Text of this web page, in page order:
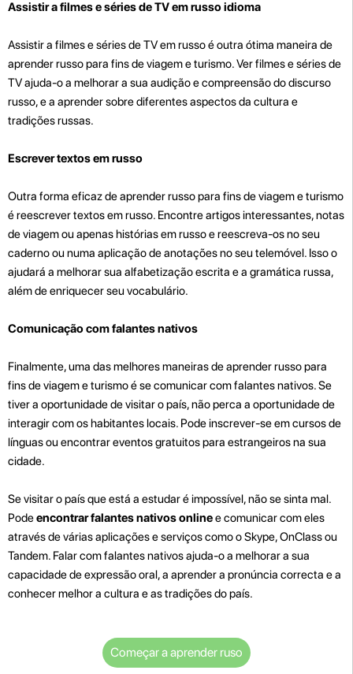
Assistir a filmes e séries de TV em russo idioma
Assistir a filmes e séries de TV em russo é outra ótima maneira de
aprender russo para fins de viagem e turismo. Ver filmes e séries de
TV ajuda-o a melhorar a sua audição e compreensão do discurso
russo, e a aprender sobre diferentes aspectos da cultura e
tradições russas.
Escrever textos em russo
Outra forma eficaz de aprender russo para fins de viagem e turismo
é reescrever textos em russo. Encontre artigos interessantes, notas
de viagem ou apenas histórias em russo e reescreva-os no seu
caderno ou numa aplicação de anotações no seu telemóvel. Isso o
ajudará a melhorar sua alfabetização escrita e a gramática russa,
além de enriquecer seu vocabulário.
Comunicação com falantes nativos
Finalmente, uma das melhores maneiras de aprender russo para
fins de viagem e turismo é se comunicar com falantes nativos. Se
tiver a oportunidade de visitar o país, não perca a oportunidade de
interagir com os habitantes locais. Pode inscrever-se em cursos de
línguas ou encontrar eventos gratuitos para estrangeiros na sua
cidade.
Se visitar o país que está a estudar é impossível, não se sinta mal.
Podeencontrar falantes nativos onlinee comunicar com eles
através de várias aplicações e serviços como o Skype, OnClass ou
Tandem. Falar com falantes nativos ajuda-o a melhorar a sua
capacidade de expressão oral, a aprender a pronúncia correcta e a
conhecer melhor a cultura e as tradições do país.
Começar a aprender ruso